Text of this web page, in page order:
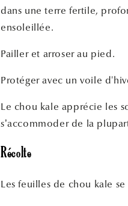
dans une terre fertile,
ensoleillée.
Pailler et arroser au pied.
Protéger avec un voile
Le chou kale apprécie les
s’accommoder de la
Récolte
Les feuilles de chou kale